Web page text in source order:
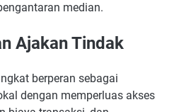
median.
Ajakan Tindak
berperan sebagai
dengan memperluas akses